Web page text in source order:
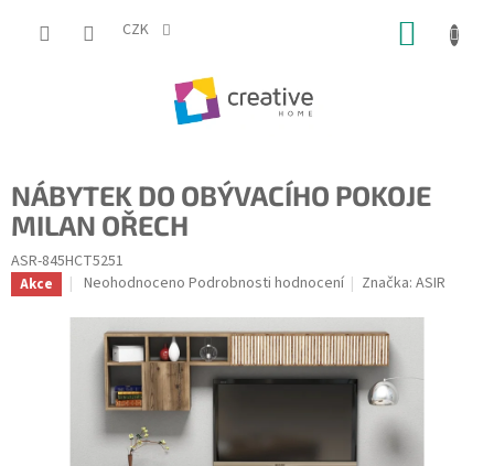
CZK
NÁBYTEK DO OBÝVACÍHO POKOJE
MILAN OŘECH
ASR-845HCT5251
Akce
Průměrné
produktu
hvězdiček.
Neohodnoceno Podrobnosti hodnocení Značka:ASIR